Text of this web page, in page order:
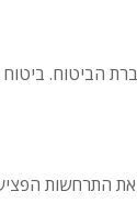
הביטוח.
את התרחשות